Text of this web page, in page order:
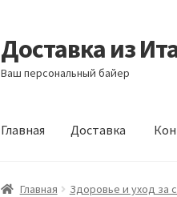
Перейти
к
навигации
Перейти
к
содержимому
Доставка из
Ваш персональный байер
Главная Доставка
Главная Доставка
Главная Здоровье и уход за